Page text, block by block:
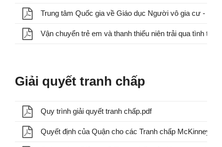
Vận chuyển trẻ em và thanh thiếu niên trải qua tình
Giải quyết tranh chấp
Quy trình giải quyết tranh chấp.pdf
Quyết định của Quận cho các Tranh chấp McKinney-